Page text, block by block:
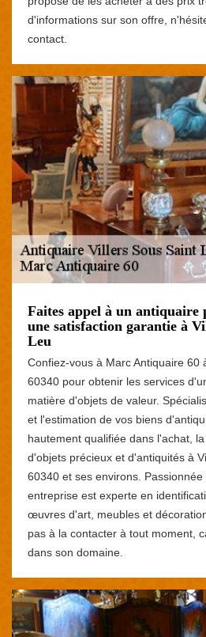
d'informations sur son offre,
contact.
Faites appel à un antiquaire
une satisfaction garantie à
Leu
Confiez-vous à Marc Antiquaire 60
60340 pour obtenir les services
matière d'objets de valeur.
et l'estimation de vos biens
hautement qualifiée dans l'achat,
d'objets précieux et d'antiquités à
60340 et ses environs.
entreprise est experte en
œuvres d'art, meubles et
pas à la contacter à tout moment,
dans son domaine.